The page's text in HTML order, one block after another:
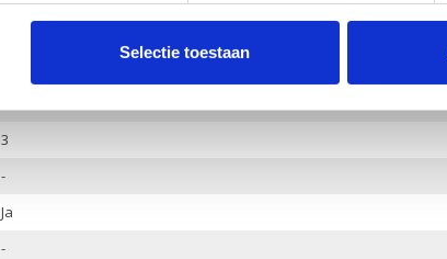
Selectie toestaan
Hoofdtelefoon / Microfoon combo
3
-
Ja
-